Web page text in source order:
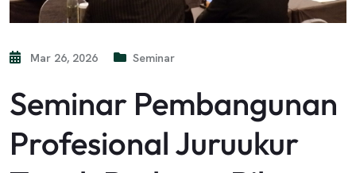
Mar 26, 2026 Seminar
Seminar Pembangunan
Profesional Juruukur